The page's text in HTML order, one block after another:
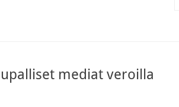
mediat veroilla